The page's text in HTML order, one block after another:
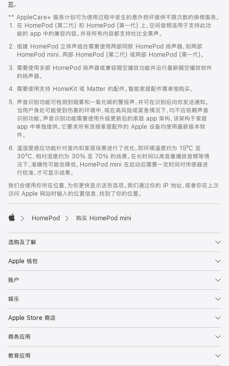
款。
窗
口
中
打
开)
** AppleCare+ 服务计划可为使用过程中发生的意外损坏提供不限次数的保修服务。
在 HomePod (第二代) 和 HomePod (第一代) 上，空间音频适用于支持此功
能的 app 中的兼容内容。并非所有内容都支持杜比全景声。
组建 HomePod 立体声组合需要使用两部同款 HomePod 扬声器，如两部
HomePod mini、两部 HomePod (第二代) 或两部 HomePod (第一代)。
需要使用多部 HomePod 扬声器或兼容隔空播放功能并运行最新隔空播放软件
的扬声器。
需要使用支持 HomeKit 或 Matter 的配件。智能家居配件需单独购买。
声音识别功能可检测到烟雾和一氧化碳的警报声，并可在识别后向你发送通知。
当用户身处可能受到伤害的环境中，或在高风险或紧急情况下，均不应依赖声音
识别功能。声音识别功能需要使用升级更新后的家庭 app 架构，该架构于家庭
app 中单独提供。它要求所有连接家居配件的 Apple 设备均使用最新版本软
件。
温湿度感应功能针对室内和家居场景进行了优化，即环境温度约为 15ºC 至
30ºC、相对湿度约为 30% 至 70% 的场景。在长时间以高音量播放音频等情
况下，准确性可能会降低。HomePod mini 在启动后需要一定时间对传感器进
行校准，才可显示结果。
我们会使用你所在位置，为你更快显示送货选项。我们通过你的 IP 地址，或者你在上次
访问 Apple 网站时输入的位置信息，找到了你的位置。
HomePod 购买 HomePod mini
选购及了解
Apple 钱包
账户
娱乐
Apple Store 商店
商务应用
教育应用